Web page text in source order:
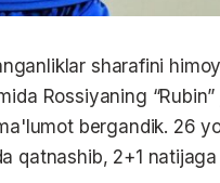
sharafini
Rossiyaning
bergandik. 26
qatnashib, 2+1 natijaga